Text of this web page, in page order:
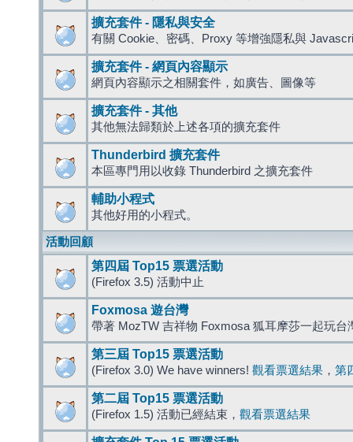
擴充套件 - 隱私與安全
有關 Cookie、密碼、Proxy 等增強隱私與
擴充套件 - 網頁內容顯示
網頁內容顯示之相關套件，如廣告、圖像等
擴充套件 - 其他
其他無法歸類於上述各項的擴充套件
Thunderbird 擴充套件
本區專門用以收錄 Thunderbird 之擴充套件
輔助小程式
其他好用的小程式。
活動回顧
第四屆 Top15 票選活動
(Firefox 3.5) 活動中止
Foxmosa 遊台灣
帶著 MozTW 吉祥物 Foxmosa 狐耳摩莎一起玩台
第三屆 Top15 票選活動
(Firefox 3.0) We have winners! 觀看票選結果 ， 第
第二屆 Top15 票選活動
(Firefox 1.5) 活動已經結束， 觀看票選結果